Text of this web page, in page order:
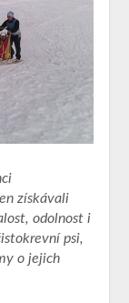
získávali
odolnost i
psi,
o jejich